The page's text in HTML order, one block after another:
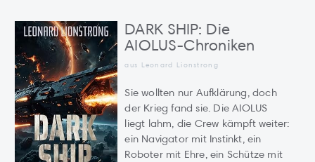
DARK SHIP: Die
AIOLUS-Chroniken
aus Leonard Lionstrong
Sie wollten nur Aufklärung, doch
der Krieg fand sie. Die AIOLUS
liegt lahm, die Crew kämpft weiter:
ein Navigator mit Instinkt, ein
Roboter mit Ehre, ein Schütze mit